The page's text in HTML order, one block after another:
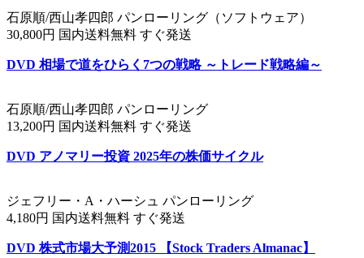
石原順/西山孝四郎 パンローリング（ソフトウェア）
30,800円 国内送料無料 すぐ発送
DVD 相場で道をひらく7つの戦略 ～トレード戦略編～
石原順/西山孝四郎 パンローリング
13,200円 国内送料無料 すぐ発送
DVD アノマリー投資 2025年の株価サイクル
ジェフリー・A・ハーシュ パンローリング
4,180円 国内送料無料 すぐ発送
DVD 株式市場大予測2015 【Stock Traders Almanac】